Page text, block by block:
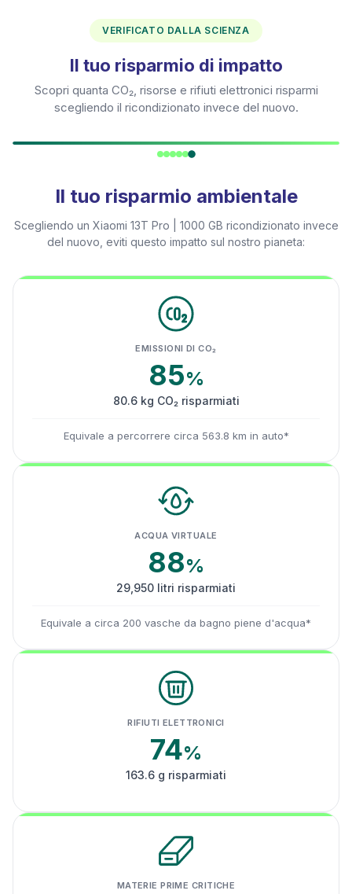
VERIFICATO DALLA SCIENZA
Il tuo risparmio di impatto
Scopri quanta CO₂, risorse e rifiuti elettronici risparmi
scegliendo il ricondizionato invece del nuovo.
Il tuo risparmio ambientale
Scegliendo un Xiaomi 13T Pro | 1000 GB ricondizionato invece
del nuovo, eviti questo impatto sul nostro pianeta:
EMISSIONI DI CO₂
85%
80.6 kg CO₂ risparmiati
Equivale a percorrere circa 563.8 km in auto*
ACQUA VIRTUALE
88%
29,950 litri risparmiati
Equivale a circa 200 vasche da bagno piene d'acqua*
RIFIUTI ELETTRONICI
74%
163.6 g risparmiati
MATERIE PRIME CRITICHE